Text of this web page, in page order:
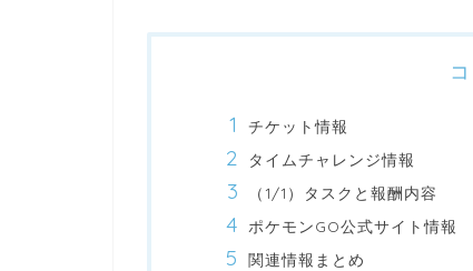
チケット情報
タイムチャレンジ情報
（1/1）タスクと報酬内容
ポケモンGO公式サイト情報
関連情報まとめ